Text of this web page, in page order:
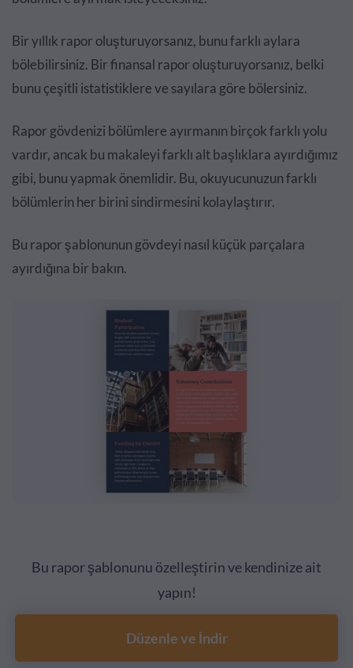
Bir yıllık rapor oluşturuyorsanız, bunu farklı aylara
bölebilirsiniz. Bir finansal rapor oluşturuyorsanız, belki
bunu çeşitli istatistiklere ve sayılara göre bölersiniz.
Rapor gövdenizi bölümlere ayırmanın birçok farklı yolu
vardır, ancak bu makaleyi farklı alt başlıklara ayırdığımız
gibi, bunu yapmak önemlidir. Bu, okuyucunuzun farklı
bölümlerin her birini sindirmesini kolaylaştırır.
Bu rapor şablonunun gövdeyi nasıl küçük parçalara
ayırdığına bir bakın.
Bu rapor şablonunu özelleştirin ve kendinize ait
yapın!
Düzenle ve İndir